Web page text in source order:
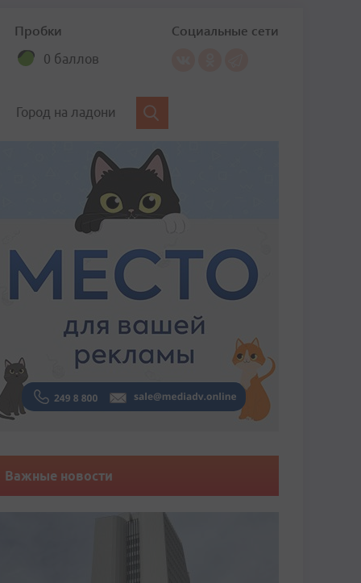
Пробки
0 баллов
Социальные сети
Город на ладони
Важные новости